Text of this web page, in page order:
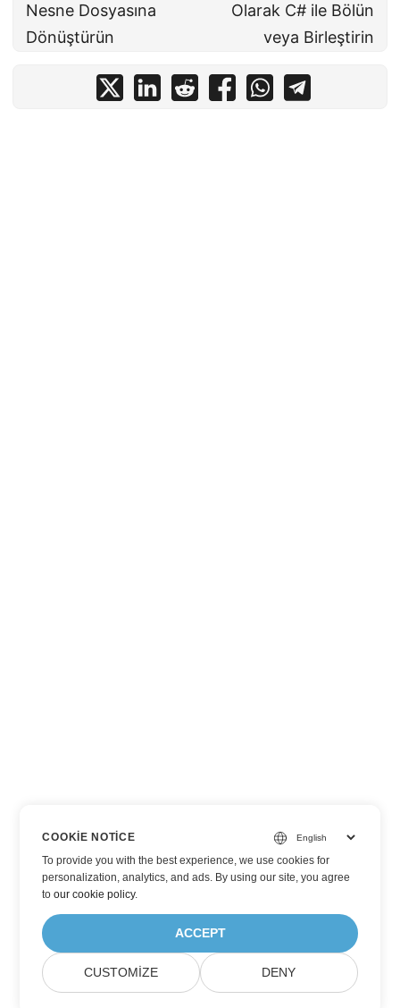
Nesne Dosyasına
Dönüştürün
Olarak C# ile Bölün
veya Birleştirin
COOKIE NOTICE
To provide you with the best experience, we use cookies for
personalization, analytics, and ads. By using our site, you agree
toour cookie policy.
ACCEPT
CUSTOMIZE DENY